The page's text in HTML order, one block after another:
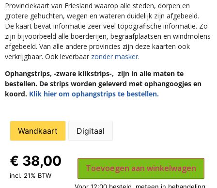
Provinciekaart van Friesland waarop alle steden, dorpen en
grotere gehuchten, wegen en wateren duidelijk zijn afgebeeld.
De kaart bevat informatie zeer veel topografische informatie. Zo
zijn bijvoorbeeld alle boerderijen, begraafplaatsen en windmolens
afgebeeld. Van alle andere provincies zijn deze kaarten ook
verkrijgbaar. Ook leverbaar zonder masker.
Ophangstrips, -zware klikstrips-, zijn in alle maten te
bestellen. De strips worden geleverd met ophangoogjes en
koord. Klik hier om ophangstrips te bestellen.
Wandkaart Digitaal
€ 38,00
incl. 21% BTW
Toevoegen aan winkelwagen